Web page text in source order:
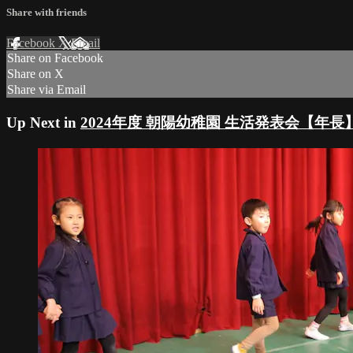
Share with friends
Facebook XEmail
Share on Facebook
Share on X
Share via Email
Up Next in 2024年度 朝陽幼稚園 生活発表会【年長